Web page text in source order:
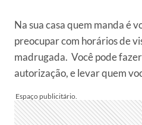
Na sua casa quem manda é
preocupar com horários de
madrugada. Você pode
autorização, e levar quem